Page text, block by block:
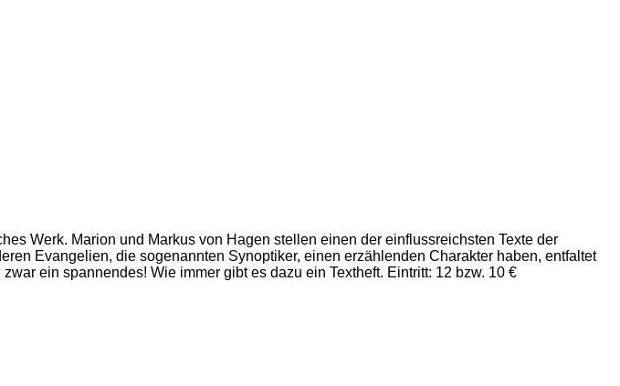
Werk. Marion und Markus von Hagen stellen einen der einflussreichsten Texte der
Evangelien, die sogenannten Synoptiker, einen erzählenden Charakter haben, entfaltet
ein spannendes! Wie immer gibt es dazu ein Textheft. Eintritt: 12 bzw. 10 €